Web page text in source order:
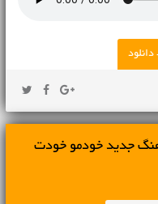
جدید خودمو خودت